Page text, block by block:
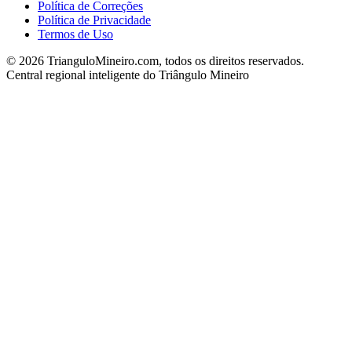
Política de Correções
Política de Privacidade
Termos de Uso
© 2026 TrianguloMineiro.com, todos os direitos reservados.
Central regional inteligente do Triângulo Mineiro